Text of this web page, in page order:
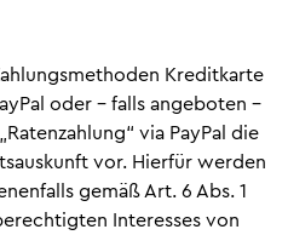
Kreditkarte
oder – falls angeboten -
via PayPal die
vor. Hierfür werden
gemäß Art. 6 Abs. 1
Interesses von